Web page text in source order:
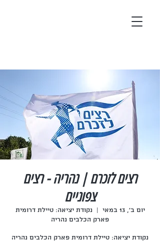
רצים לזכרם | נהריה - רצים
צפוניים
יום ב׳, 13 במאי
  |
נקודת יציאה: טיילת דרומית
פארק הכלבים נהריה